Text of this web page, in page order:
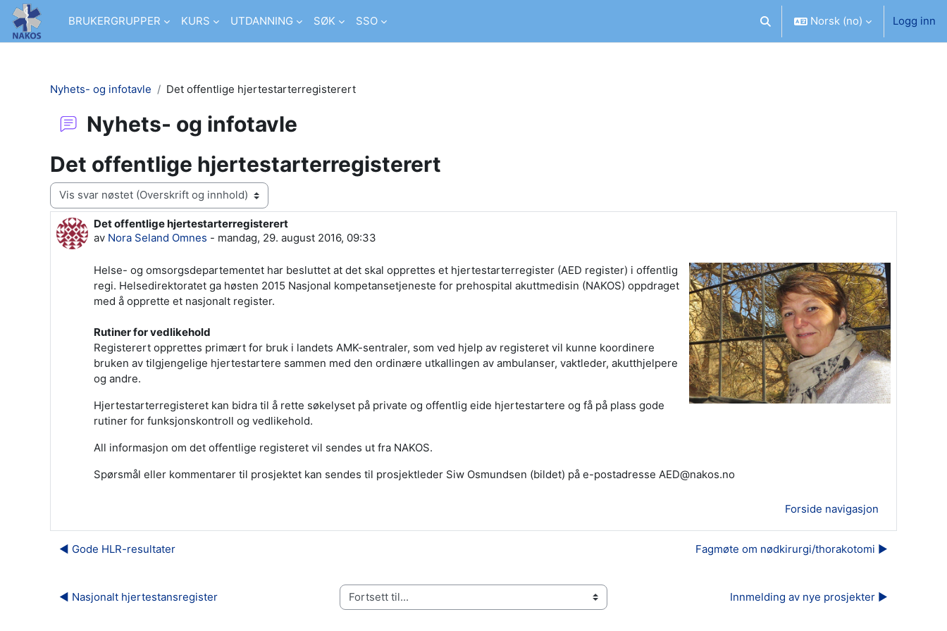
Gå til hovedinnhold
BRUKERGRUPPER
KURS UTDANNING SØK SSO Veksle inndata for søk
Norsk ‎(no)‎ Logg inn
Nyhets- og infotavle Det offentlige hjertestarterregisterert
Nyhets- og infotavle
Det offentlige hjertestarterregisterert
Visningsmodus
Det offentlige hjertestarterregisterert
av Nora Seland Omnes - mandag, 29. august 2016, 09:33
Antall svar: 0
Helse- og omsorgsdepartementet har besluttet at det skal opprettes et hjertestarterregister (AED register) i offentlig
regi. Helsedirektoratet ga høsten 2015 Nasjonal kompetansetjeneste for prehospital akuttmedisin (NAKOS) oppdraget
med å opprette et nasjonalt register.
Rutiner for vedlikehold
Registerert opprettes primært for bruk i landets AMK-sentraler, som ved hjelp av registeret vil kunne koordinere
bruken av tilgjengelige hjertestartere sammen med den ordinære utkallingen av ambulanser, vaktleder, akutthjelpere
og andre.
Hjertestarterregisteret kan bidra til å rette søkelyset på private og offentlig eide hjertestartere og få på plass gode
rutiner for funksjonskontroll og vedlikehold.
All informasjon om det offentlige registeret vil sendes ut fra NAKOS.
Spørsmål eller kommentarer til prosjektet kan sendes til prosjektleder Siw Osmundsen (bildet) på e-postadresse AED@nakos.no
Forside navigasjon
◀︎ Gode HLR-resultater Fagmøte om nødkirurgi/thorakotomi ▶︎
◀︎ Nasjonalt hjertestansregister Fortsett til... Innmelding av nye prosjekter ▶︎